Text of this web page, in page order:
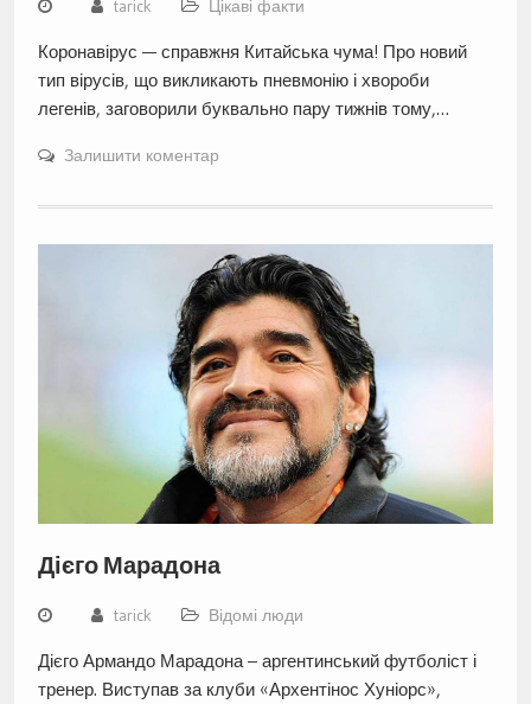
tarick Цікаві факти
Коронавірус — справжня Китайська чума! Про новий
тип вірусів, що викликають пневмонію і хвороби
легенів, заговорили буквально пару тижнів тому,…
Залишити коментар
Дієго Марадона
tarick Відомі люди
Дієго Армандо Марадона – аргентинський футболіст і
тренер. Виступав за клуби «Архентінос Хуніорс»,